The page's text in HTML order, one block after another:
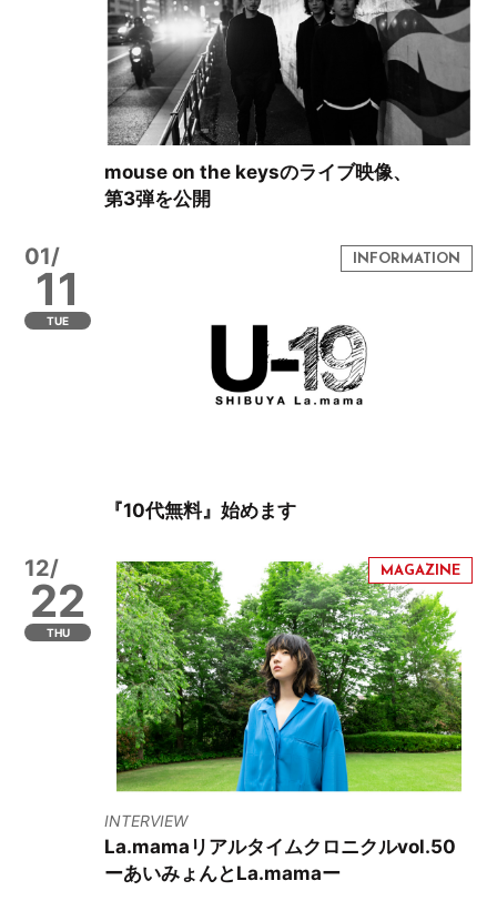
mouse on the keysのライブ映像、
第3弾を公開
01/
11
TUE
『10代無料』始めます
12/
22
THU
INTERVIEW
La.mamaリアルタイムクロニクルvol.50
ーあいみょんとLa.mamaー